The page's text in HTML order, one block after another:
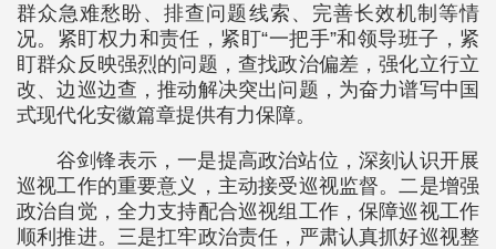
群众急难愁盼、排查问题线索、完善长效机制等情
况。紧盯权力和责任，紧盯“一把手”和领导班子，紧
盯群众反映强烈的问题，查找政治偏差，强化立行立
改、边巡边查，推动解决突出问题，为奋力谱写中国
式现代化安徽篇章提供有力保障。
谷剑锋表示，一是提高政治站位，深刻认识开展
巡视工作的重要意义，主动接受巡视监督。二是增强
政治自觉，全力支持配合巡视组工作，保障巡视工作
顺利推进。三是扛牢政治责任，严肃认真抓好巡视整